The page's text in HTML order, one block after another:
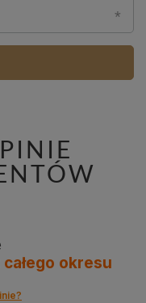
całego okresu